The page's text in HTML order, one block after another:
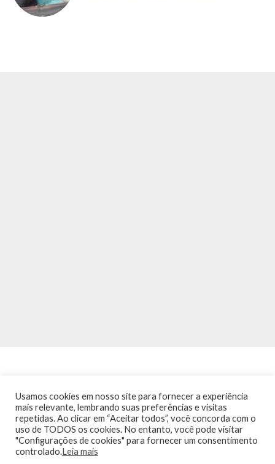
INÍCIO NOTÍCIAS AGENDA CONTATO
TRÂNSITO NA PONTE
TERMOS DE USO / POLÍTICA DE PRIVACIDADE
Usamos cookies em nosso site para fornecer a experiência
mais relevante, lembrando suas preferências e visitas
repetidas. Ao clicar em “Aceitar todos”, você concorda com o
uso de TODOS os cookies. No entanto, você pode visitar
"Configurações de cookies" para fornecer um consentimento
controlado.Leia mais